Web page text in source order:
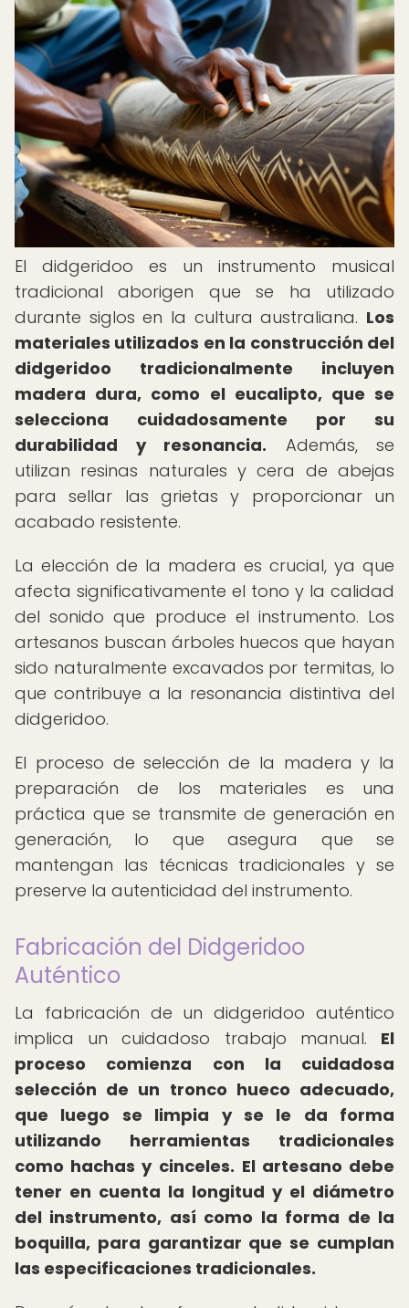
El didgeridoo es un instrumento musical
tradicional aborigen que se ha utilizado
durante siglos en la cultura australiana. Los
materiales utilizados en la construcción del
didgeridoo tradicionalmente incluyen
madera dura, como el eucalipto, que se
selecciona cuidadosamente por su
durabilidad y resonancia. Además, se
utilizan resinas naturales y cera de abejas
para sellar las grietas y proporcionar un
acabado resistente.
La elección de la madera es crucial, ya que
afecta significativamente el tono y la calidad
del sonido que produce el instrumento. Los
artesanos buscan árboles huecos que hayan
sido naturalmente excavados por termitas, lo
que contribuye a la resonancia distintiva del
didgeridoo.
El proceso de selección de la madera y la
preparación de los materiales es una
práctica que se transmite de generación en
generación, lo que asegura que se
mantengan las técnicas tradicionales y se
preserve la autenticidad del instrumento.
Fabricación del Didgeridoo
Auténtico
La fabricación de un didgeridoo auténtico
implica un cuidadoso trabajo manual. El
proceso comienza con la cuidadosa
selección de un tronco hueco adecuado,
que luego se limpia y se le da forma
utilizando herramientas tradicionales
como hachas y cinceles. El artesano debe
tener en cuenta la longitud y el diámetro
del instrumento, así como la forma de la
boquilla, para garantizar que se cumplan
las especificaciones tradicionales.